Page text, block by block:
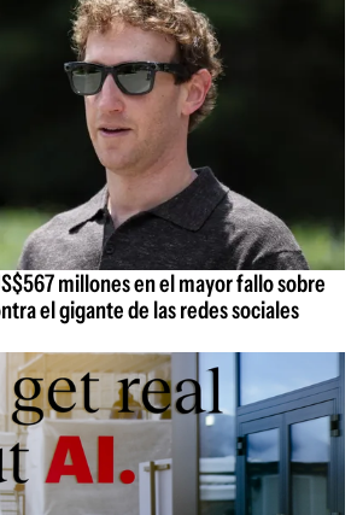
millones en el mayor fallo sobre
el gigante de las redes sociales